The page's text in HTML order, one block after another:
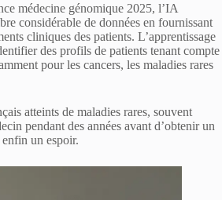
médecine génomique 2025, l’IA
considérable de données en fournissant
cliniques des patients. L’apprentissage
des profils de patients tenant compte
pour les cancers, les maladies rares
atteints de maladies rares, souvent
pendant des années avant d’obtenir un
un espoir.